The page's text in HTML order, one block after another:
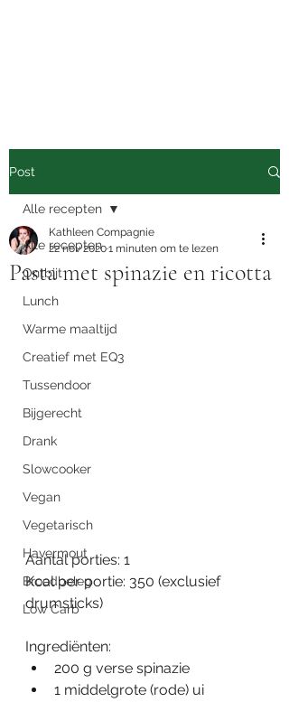
Post
Alle recepten
Ontbijt
Lunch
Warme maaltijd
Creatief met EQ3
Tussendoor
Bijgerecht
Drank
Slowcooker
Vegan
Vegetarisch
Havermout
Broodbeleg
Low Carb
Alle recepten
Pasta met spinazie en ricotta
Kathleen Compagnie
22 nov 20201 minuten om te lezen
Aantal porties: 1
Kcal per portie: 350 (exclusief
drumsticks)
Ingrediënten:
200 g verse spinazie
1 middelgrote (rode) ui